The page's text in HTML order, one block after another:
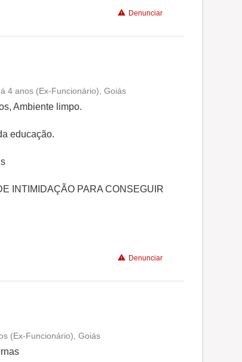
Denunciar
com a vida familiar
a diretoria
4 anos (Ex-Funcionário), Goiás
Ambiente limpo.
educação.
INTIMIDAÇÃO PARA CONSEGUIR
Denunciar
a vida familiar
(Ex-Funcionário), Goiás